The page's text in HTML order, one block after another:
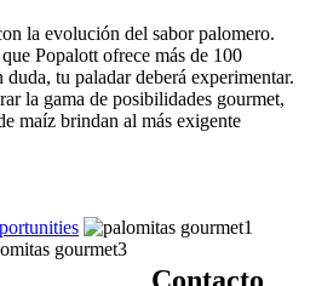
la evolución del sabor palomero.
Popalott ofrece más de 100
duda, tu paladar deberá experimentar.
la gama de posibilidades gourmet,
maíz brindan al más exigente